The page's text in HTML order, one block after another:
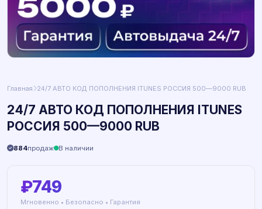
Главная 24/7 АВТО КОД ПОПОЛНЕНИЯ ITUNES РОССИЯ 500—9000 RUB
24/7 АВТО КОД ПОПОЛНЕНИЯ ITUNES
РОССИЯ 500—9000 RUB
884продаж В наличии
₽749
Мгновенно • Безопасно • Гарантия